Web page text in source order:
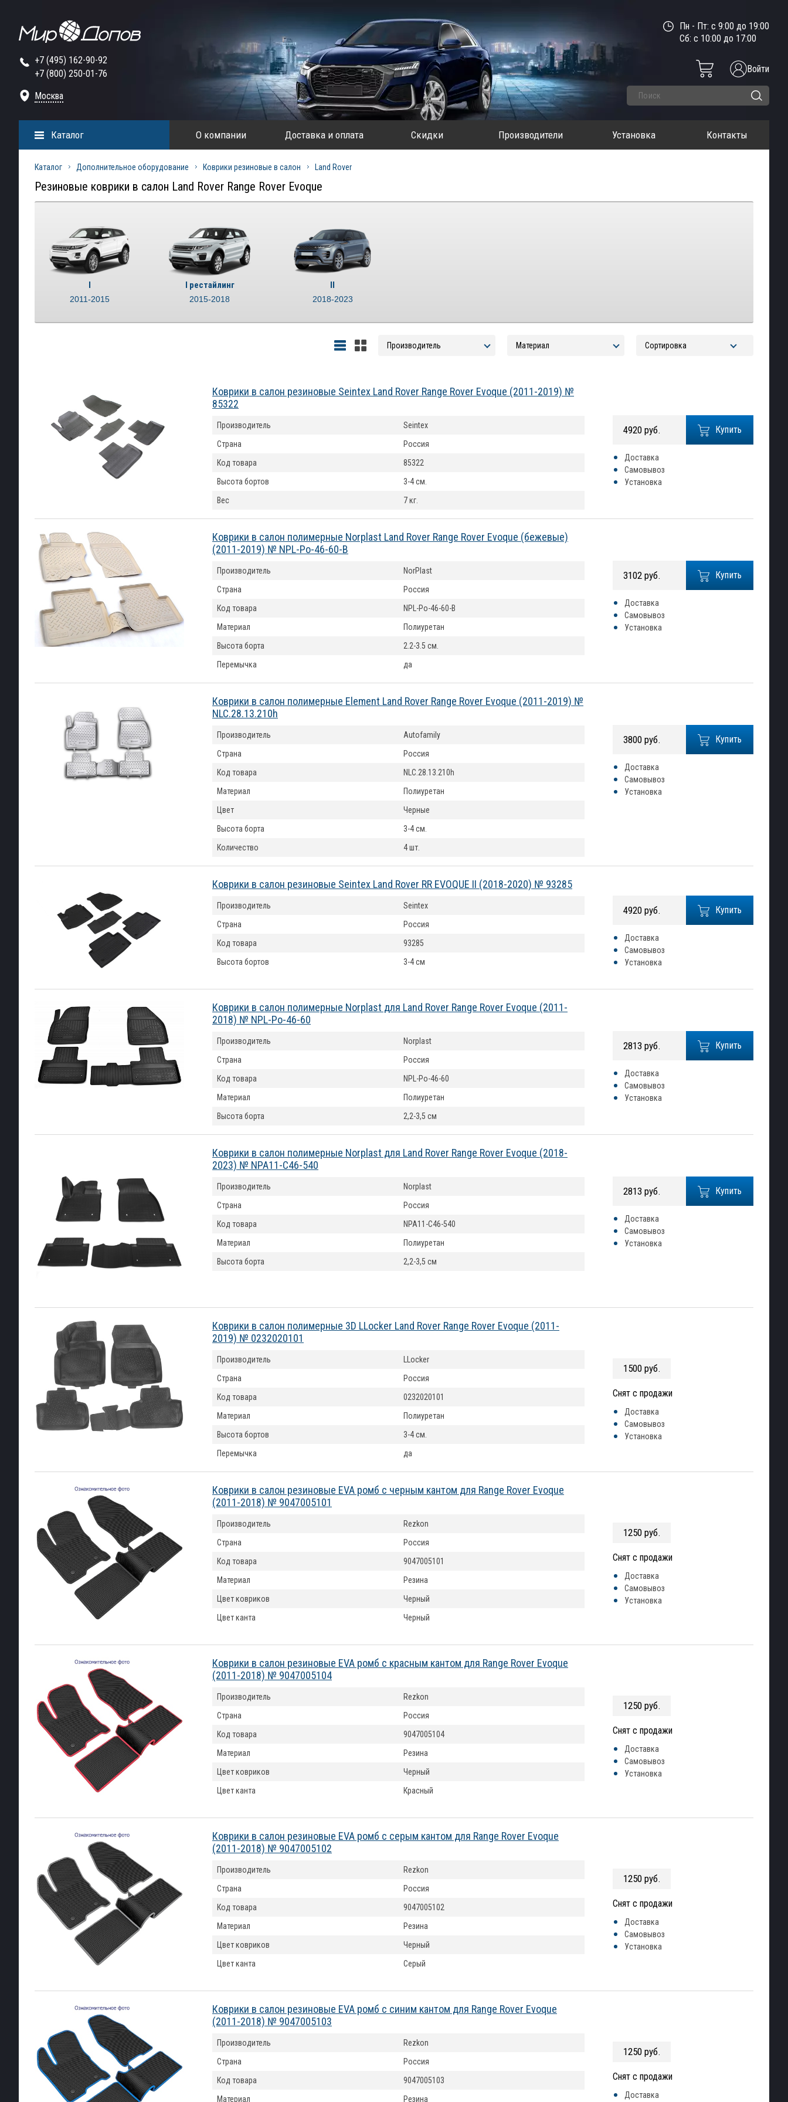
+7 (495) 162-90-92
+7 (800) 250-01-76
Москва
Пн - Пт: с 9:00 до 19:00
Сб: с 10:00 до 17:00
Войти
О компании Доставка и оплата Скидки Производители Установка Контакты
Каталог
Каталог Дополнительное оборудование Коврики резиновые в салон Land Rover
Резиновые коврики в салон Land Rover Range Rover Evoque
I
2011-2015
I рестайлинг
2015-2018
II
2018-2023
Коврики в cалон резиновые Seintex Land Rover Range Rover Evoque (2011-2019) №
85322
Купить
4920 руб.
Доставка
Самовывоз
Установка
Производитель
Seintex
Страна
Россия
Код товара
85322
Высота бортов
3-4 см.
Вес
7 кг.
Коврики в салон полимерные Norplast Land Rover Range Rover Evoque (бежевые)
(2011-2019) № NPL-Po-46-60-B
Купить
3102 руб.
Доставка
Самовывоз
Установка
Производитель
NorPlast
Страна
Россия
Код товара
NPL-Po-46-60-B
Материал
Полиуретан
Высота борта
2.2-3.5 см.
Перемычка
да
Коврики в салон полимерные Element Land Rover Range Rover Evoque (2011-2019) №
NLC.28.13.210h
Купить
3800 руб.
Доставка
Самовывоз
Установка
Производитель
Autofamily
Страна
Россия
Код товара
NLC.28.13.210h
Материал
Полиуретан
Цвет
Черные
Высота борта
3-4 см.
Количество
4 шт.
Коврики в cалон резиновые Seintex Land Rover RR EVOQUE II (2018-2020) № 93285
Купить
4920 руб.
Доставка
Самовывоз
Установка
Производитель
Seintex
Страна
Россия
Код товара
93285
Высота бортов
3-4 см
Коврики в салон полимерные Norplast для Land Rover Range Rover Evoque (2011-
2018) № NPL-Po-46-60
Купить
2813 руб.
Доставка
Самовывоз
Установка
Производитель
Norplast
Страна
Россия
Код товара
NPL-Po-46-60
Материал
Полиуретан
Высота борта
2,2-3,5 см
Коврики в салон полимерные Norplast для Land Rover Range Rover Evoque (2018-
2023) № NPA11-C46-540
Купить
2813 руб.
Доставка
Самовывоз
Установка
Производитель
Norplast
Страна
Россия
Код товара
NPA11-C46-540
Материал
Полиуретан
Высота борта
2,2-3,5 см
Коврики в салон полимерные 3D LLocker Land Rover Range Rover Evoque (2011-
2019) № 0232020101
1500 руб.
Снят с продажи
Доставка
Самовывоз
Установка
Производитель
LLocker
Страна
Россия
Код товара
0232020101
Материал
Полиуретан
Высота бортов
3-4 см.
Перемычка
да
Коврики в салон резиновые EVA ромб с черным кантом для Range Rover Evoque
(2011-2018) № 9047005101
1250 руб.
Снят с продажи
Доставка
Самовывоз
Установка
Производитель
Rezkon
Страна
Россия
Код товара
9047005101
Материал
Резина
Цвет ковриков
Черный
Цвет канта
Черный
Коврики в салон резиновые EVA ромб с красным кантом для Range Rover Evoque
(2011-2018) № 9047005104
1250 руб.
Снят с продажи
Доставка
Самовывоз
Установка
Производитель
Rezkon
Страна
Россия
Код товара
9047005104
Материал
Резина
Цвет ковриков
Черный
Цвет канта
Красный
Коврики в салон резиновые EVA ромб с серым кантом для Range Rover Evoque
(2011-2018) № 9047005102
1250 руб.
Снят с продажи
Доставка
Самовывоз
Установка
Производитель
Rezkon
Страна
Россия
Код товара
9047005102
Материал
Резина
Цвет ковриков
Черный
Цвет канта
Серый
Коврики в салон резиновые EVA ромб с синим кантом для Range Rover Evoque
(2011-2018) № 9047005103
1250 руб.
Снят с продажи
Доставка
Производитель
Rezkon
Страна
Россия
Код товара
9047005103
Материал
Резина